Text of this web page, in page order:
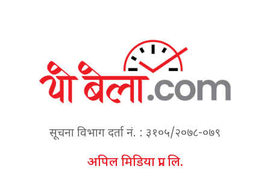
सूचना विभाग दर्ता नं. : ३१०५/२०७८-०७९
अपिल मिडिया प्रा. लि.